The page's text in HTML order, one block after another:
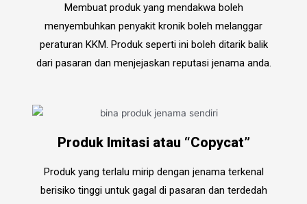
Membuat produk yang mendakwa boleh
menyembuhkan penyakit kronik boleh melanggar
peraturan KKM. Produk seperti ini boleh ditarik balik
dari pasaran dan menjejaskan reputasi jenama anda.
Produk Imitasi atau “Copycat”
Produk yang terlalu mirip dengan jenama terkenal
berisiko tinggi untuk gagal di pasaran dan terdedah